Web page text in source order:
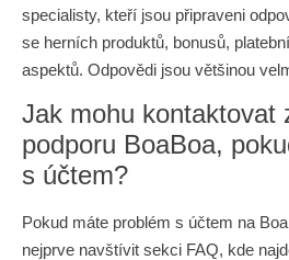
specialisty, kteří jsou připraveni
se herních produktů, bonusů,
aspektů. Odpovědi jsou většinou
Jak mohu kontaktovat
podporu BoaBoa,
s účtem?
Pokud máte problém s účtem na
nejprve navštívit sekci FAQ, kde